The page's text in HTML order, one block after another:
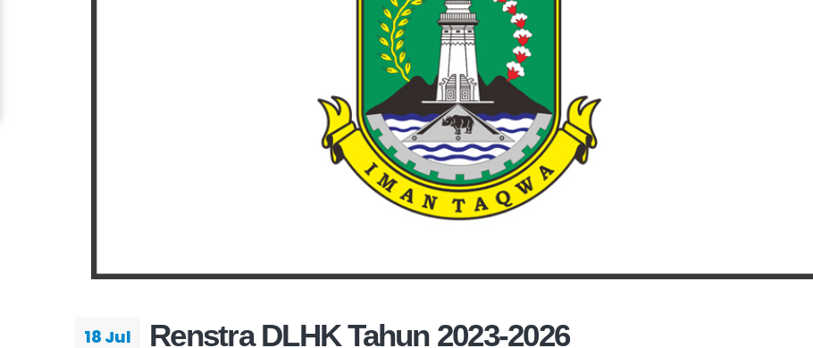
18 Jul Renstra DLHK Tahun 2023-2026